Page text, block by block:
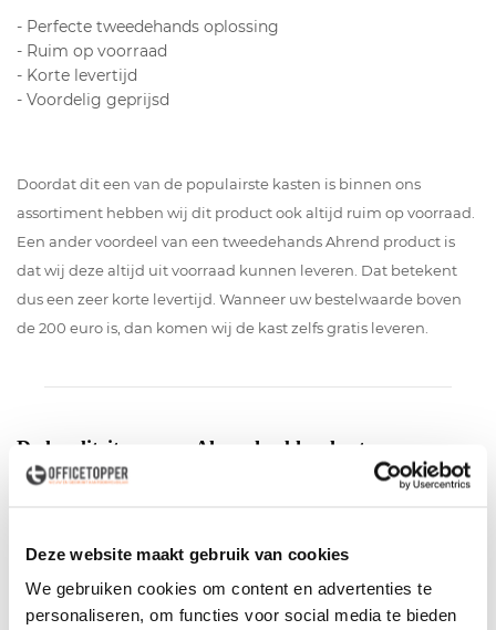
Deze website maakt gebruik van cookies
We gebruiken cookies om content en advertenties te
personaliseren, om functies voor social media te bieden
- Perfecte tweedehands oplossing
- Ruim op voorraad
- Korte levertijd
- Voordelig geprijsd
Doordat dit een van de populairste kasten is binnen ons
assortiment hebben wij dit product ook altijd ruim op voorraad.
Een ander voordeel van een tweedehands Ahrend product is
dat wij deze altijd uit voorraad kunnen leveren. Dat betekent
dus een zeer korte levertijd. Wanneer uw bestelwaarde boven
de 200 euro is, dan komen wij de kast zelfs gratis leveren.
De kwaliteit van een Ahrend roldeurkast
Zoals hierboven al gezegd is, zijn de kasten van Ahrend solide
die met een in- of opkoop binnenkomen worden door onze
monteurs technisch nagekeken.